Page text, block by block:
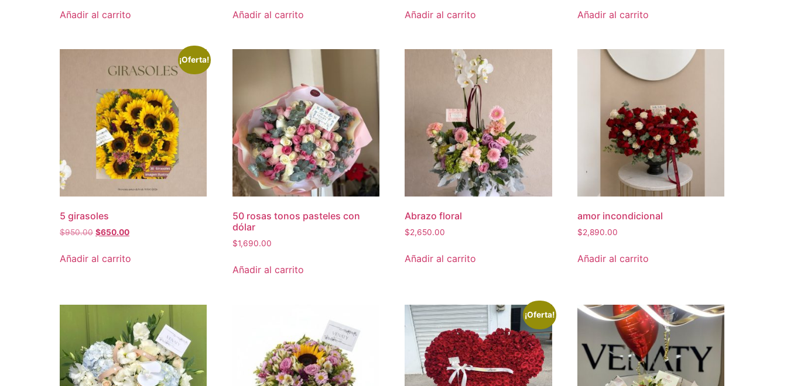
Añadir al carrito Añadir al carrito Añadir al carrito Añadir al carrito
¡Oferta!
5 girasoles
$950.00 $650.00
Añadir al carrito
50 rosas tonos pasteles con
dólar
$1,690.00
Añadir al carrito
Abrazo floral
$2,650.00
Añadir al carrito
amor incondicional
$2,890.00
Añadir al carrito
¡Oferta!